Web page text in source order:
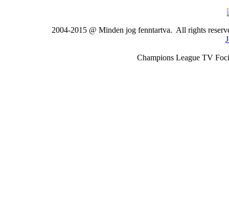
2004-2015 @ Minden jog fenntartva. All rights
Champions League TV